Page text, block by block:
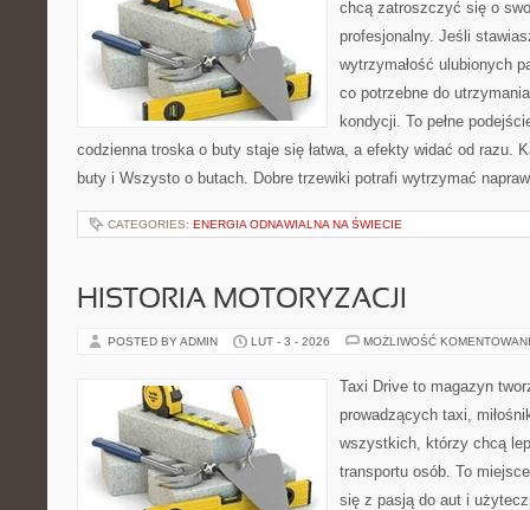
chcą zatroszczyć się o
profesjonalny. Jeśli
wytrzymałość ulubionych
co potrzebne do
kondycji. To pełne
codzienna troska o buty staje się łatwa, a efekty widać od razu.
buty i Wszysto o butach. Dobre trzewiki potrafi wytrzymać
CATEGORIES: ENERGIA ODNAWIALNA NA ŚWIECIE
HISTORIA MOTORYZACJI
POSTED BY ADMIN LUT - 3 - 2026 MOŻLIWOŚĆ
Taxi Drive to magazyn
prowadzących taxi,
wszystkich, którzy chcą
transportu osób. To
się z pasją do aut i